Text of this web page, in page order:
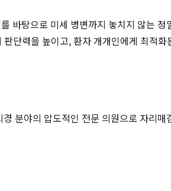
바탕으로 미세 병변까지 놓치지 않는 정
단력을 높이고, 환자 개개인에게 최적
분야의 압도적인 전문 의원으로 자리